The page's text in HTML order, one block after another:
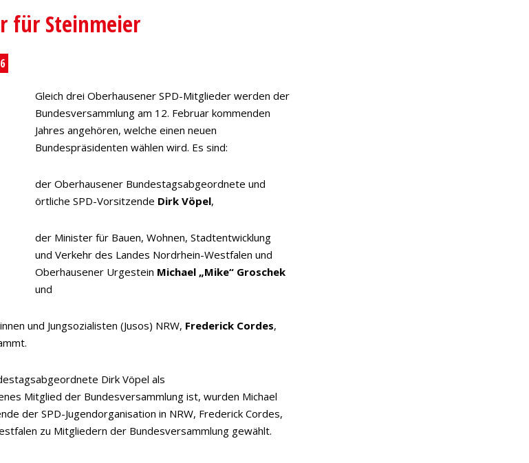
für Steinmeier
Gleich drei Oberhausener SPD-Mitglieder werden der
Bundesversammlung am 12. Februar kommenden
Jahres angehören, welche einen neuen
Bundespräsidenten wählen wird. Es sind:
der Oberhausener Bundestagsabgeordnete und
örtliche SPD-Vorsitzende Dirk Vöpel,
der Minister für Bauen, Wohnen, Stadtentwicklung
und Verkehr des Landes Nordrhein-Westfalen und
Oberhausener Urgestein Michael „Mike“ Groschek
und
und Jungsozialisten (Jusos) NRW, Frederick Cordes,
Dirk Vöpel als
Mitglied der Bundesversammlung ist, wurden Michael
der SPD-Jugendorganisation in NRW, Frederick Cordes,
zu Mitgliedern der Bundesversammlung gewählt.